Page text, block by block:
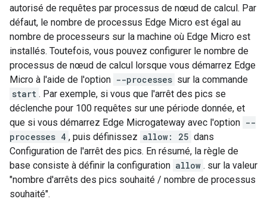
autorisé de requêtes par processus de nœud de calcul. Par
défaut, le nombre de processus Edge Micro est égal au
nombre de processeurs sur la machine où Edge Micro est
installés. Toutefois, vous pouvez configurer le nombre de
processus de nœud de calcul lorsque vous démarrez Edge
Micro à l'aide de l'option --processes sur la commande
start . Par exemple, si vous que l'arrêt des pics se
déclenche pour 100 requêtes sur une période donnée, et
que si vous démarrez Edge Microgateway avec l'option --
processes 4 , puis définissez allow: 25 dans
Configuration de l'arrêt des pics. En résumé, la règle de
base consiste à définir la configuration allow . sur la valeur
"nombre d'arrêts des pics souhaité / nombre de processus
souhaité".